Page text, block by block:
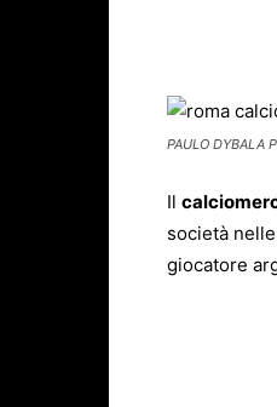
PAULO DYBALA
Il
società
giocatore